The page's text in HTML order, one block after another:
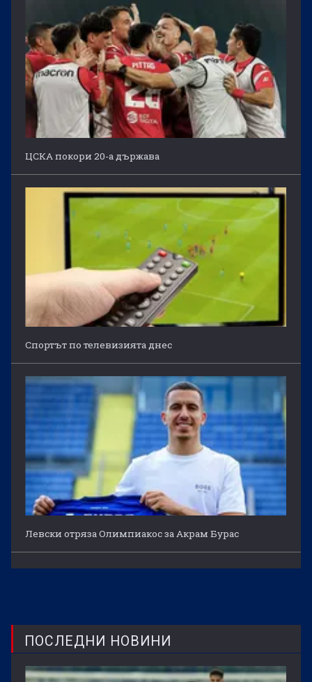
ЦСКА покори 20-а държава
Спортът по телевизията днес
Левски отряза Олимпиакос за Акрам Бурас
ПОСЛЕДНИ НОВИНИ